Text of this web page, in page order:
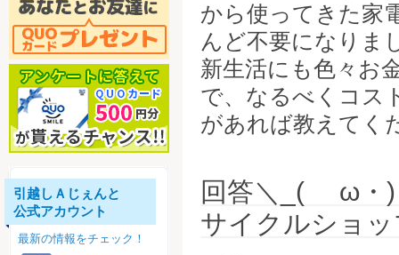
から使ってきた家
んど不要になりま
新生活にも色々お
で、なるべくコス
があれば教えてく
回答＼_( ゝω
サイクルショ
引越しＡじぇんと
公式アカウント
最新の情報をチェック！